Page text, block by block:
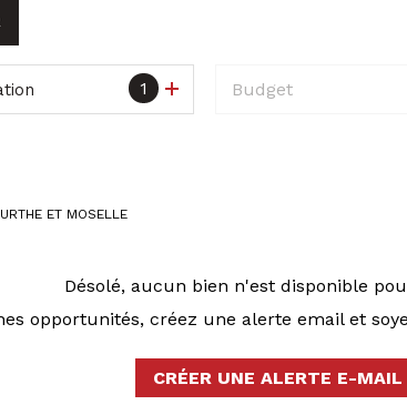
1 Budget
ET MOSELLE
Désolé, aucun bien n'est disponible
opportunités, créez une alerte email et
CRÉER UNE ALERTE E-MAIL